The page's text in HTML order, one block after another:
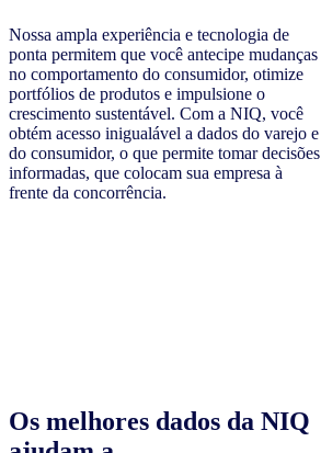
Nossa ampla experiência e tecnologia de
ponta permitem que você antecipe mudanças
no comportamento do consumidor, otimize
portfólios de produtos e impulsione o
crescimento sustentável. Com a NIQ, você
obtém acesso inigualável a dados do varejo e
do consumidor, o que permite tomar decisões
informadas, que colocam sua empresa à
frente da concorrência.
Os melhores dados da NIQ